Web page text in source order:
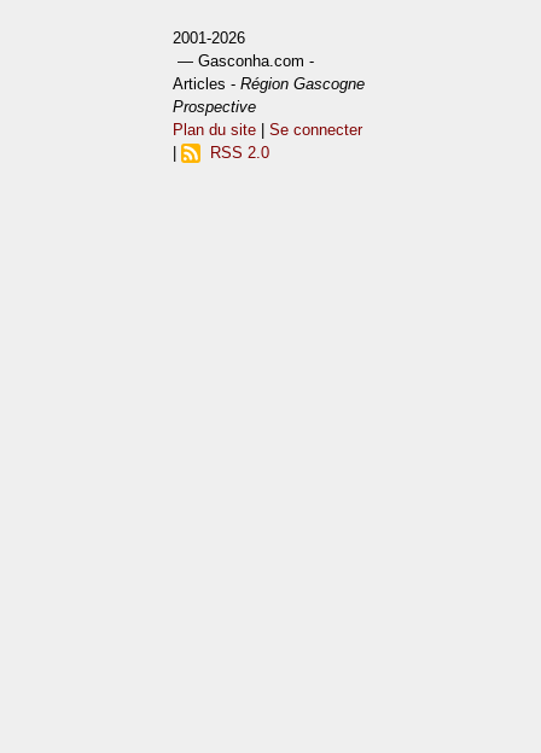
2001-2026
— Gasconha.com -
Articles -Région Gascogne
Prospective
Plan du site |Se connecter
RSS 2.0